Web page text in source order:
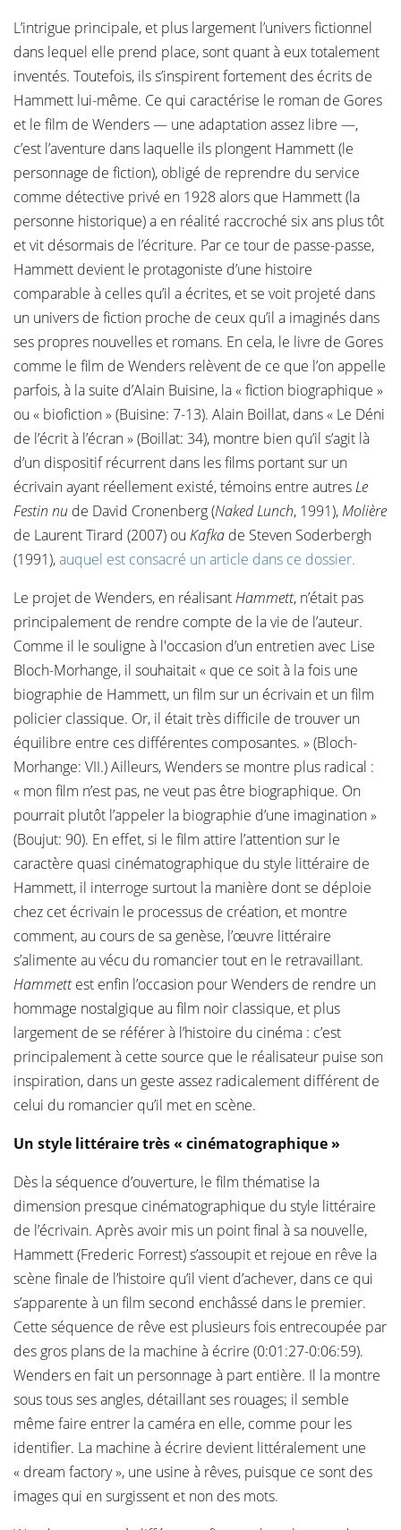
L’intrigue principale, et plus largement l’univers fictionnel
dans lequel elle prend place, sont quant à eux totalement
inventés. Toutefois, ils s’inspirent fortement des écrits de
Hammett lui-même. Ce qui caractérise le roman de Gores
et le film de Wenders — une adaptation assez libre —,
c’est l’aventure dans laquelle ils plongent Hammett (le
personnage de fiction), obligé de reprendre du service
comme détective privé en 1928 alors que Hammett (la
personne historique) a en réalité raccroché six ans plus tôt
et vit désormais de l’écriture. Par ce tour de passe-passe,
Hammett devient le protagoniste d’une histoire
comparable à celles qu’il a écrites, et se voit projeté dans
un univers de fiction proche de ceux qu’il a imaginés dans
ses propres nouvelles et romans. En cela, le livre de Gores
comme le film de Wenders relèvent de ce que l’on appelle
parfois, à la suite d’Alain Buisine, la « fiction biographique »
ou « biofiction » (Buisine: 7-13). Alain Boillat, dans « Le Déni
de l’écrit à l’écran » (Boillat: 34), montre bien qu’il s’agit là
d’un dispositif récurrent dans les films portant sur un
écrivain ayant réellement existé, témoins entre autresLe
Festin nu de David Cronenberg (Naked Lunch, 1991), Molière
de Laurent Tirard (2007) ou Kafka de Steven Soderbergh
(1991),auquel est consacré un article dans ce dossier.
Le projet de Wenders, en réalisantHammett, n’était pas
principalement de rendre compte de la vie de l’auteur.
Comme il le souligne à l'occasion d’un entretien avec Lise
Bloch-Morhange, il souhaitait « que ce soit à la fois une
biographie de Hammett, un film sur un écrivain et un film
policier classique. Or, il était très difficile de trouver un
équilibre entre ces différentes composantes. » (Bloch-
Morhange: VII.) Ailleurs, Wenders se montre plus radical :
« mon film n’est pas, ne veut pas être biographique. On
pourrait plutôt l’appeler la biographie d’une imagination »
(Boujut: 90). En effet, si le film attire l’attention sur le
caractère quasi cinématographique du style littéraire de
Hammett, il interroge surtout la manière dont se déploie
chez cet écrivain le processus de création, et montre
comment, au cours de sa genèse, l’œuvre littéraire
s’alimente au vécu du romancier tout en le retravaillant.
Hammettest enfin l’occasion pour Wenders de rendre un
hommage nostalgique au film noir classique, et plus
largement de se référer à l’histoire du cinéma : c’est
principalement à cette source que le réalisateur puise son
inspiration, dans un geste assez radicalement différent de
celui du romancier qu’il met en scène.
Un style littéraire très « cinématographique »
Dès la séquence d’ouverture, le film thématise la
dimension presque cinématographique du style littéraire
de l’écrivain. Après avoir mis un point final à sa nouvelle,
Hammett (Frederic Forrest) s’assoupit et rejoue en rêve la
scène finale de l’histoire qu’il vient d’achever, dans ce qui
s’apparente à un film second enchâssé dans le premier.
Cette séquence de rêve est plusieurs fois entrecoupée par
des gros plans de la machine à écrire (0:01:27-0:06:59).
Wenders en fait un personnage à part entière. Il la montre
sous tous ses angles, détaillant ses rouages; il semble
même faire entrer la caméra en elle, comme pour les
identifier. La machine à écrire devient littéralement une
« dream factory », une usine à rêves, puisque ce sont des
images qui en surgissent et non des mots.